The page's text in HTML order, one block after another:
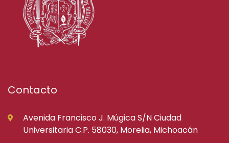
Contacto
Avenida Francisco J. Múgica S/N Ciudad
Universitaria C.P. 58030, Morelia, Michoacán